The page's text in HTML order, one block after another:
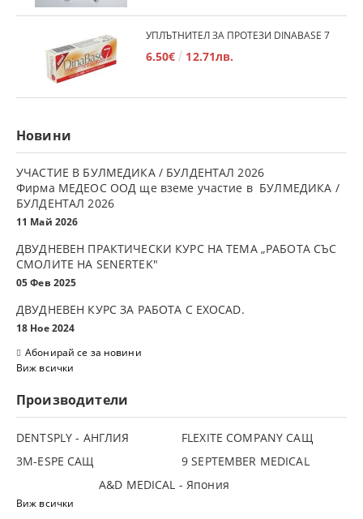
УПЛЪТНИТЕЛ ЗА ПРОТЕЗИ DINABASE 7
6.50€ 12.71лв.
Новини
УЧАСТИЕ В БУЛМЕДИКА / БУЛДЕНТАЛ 2026
Фирма МЕДЕОС ООД ще вземе участие в БУЛМЕДИКА /
БУЛДЕНТАЛ 2026
11 Май 2026
ДВУДНЕВЕН ПРАКТИЧЕСКИ КУРС НА ТЕМА „РАБОТА СЪС
СМОЛИТЕ НА SENERTEK"
05 Фев 2025
ДВУДНЕВЕН КУРС ЗА РАБОТА С ЕXOCAD.
18 Ное 2024
Абонирай се за новини
Виж всички
Производители
DENTSPLY - АНГЛИЯ
FLEXITE COMPANY САЩ
3М-ESPE САЩ
9 SEPTEMBER MEDICAL
A&D MEDICAL - Япония
Виж всички